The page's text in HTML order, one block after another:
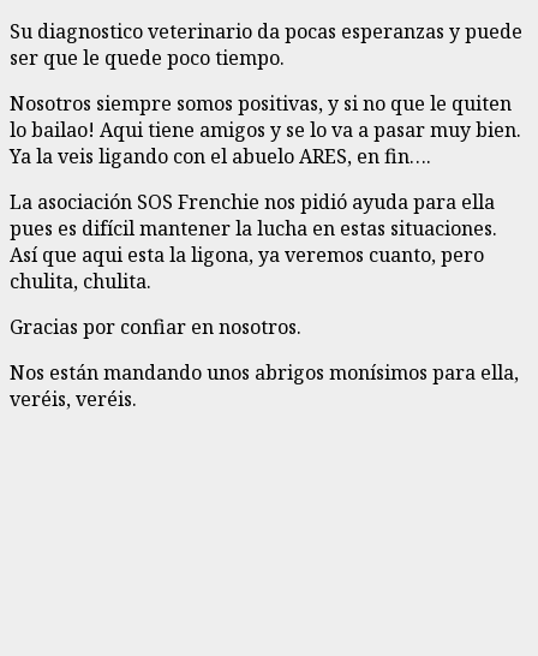
Su diagnostico veterinario da pocas esperanzas y puede
ser que le quede poco tiempo.
Nosotros siempre somos positivas, y si no que le quiten
lo bailao! Aqui tiene amigos y se lo va a pasar muy bien.
Ya la veis ligando con el abuelo ARES, en fin….
La asociación SOS Frenchie nos pidió ayuda para ella
pues es difícil mantener la lucha en estas situaciones.
Así que aqui esta la ligona, ya veremos cuanto, pero
chulita, chulita.
Gracias por confiar en nosotros.
Nos están mandando unos abrigos monísimos para ella,
veréis, veréis.